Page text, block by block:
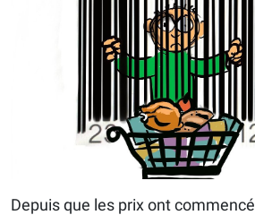
Depuis que les prix ont